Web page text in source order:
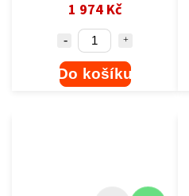
1 974 Kč
Do košíku